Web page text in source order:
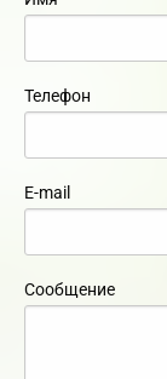
Телефон
E-mail
Сообщение